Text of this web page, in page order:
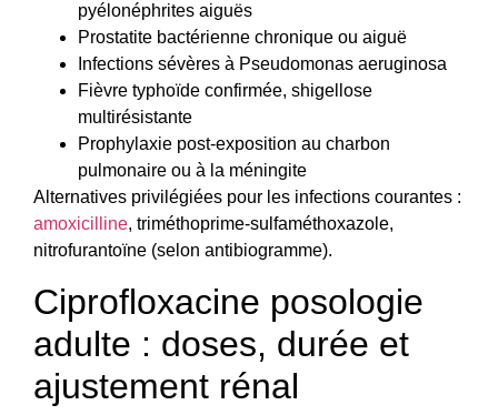
pyélonéphrites aiguës
Prostatite bactérienne chronique ou aiguë
Infections sévères à Pseudomonas aeruginosa
Fièvre typhoïde confirmée, shigellose
multirésistante
Prophylaxie post-exposition au charbon
pulmonaire ou à la méningite
Alternatives privilégiées pour les infections courantes :
amoxicilline, triméthoprime-sulfaméthoxazole,
nitrofurantoïne (selon antibiogramme).
Ciprofloxacine posologie
adulte : doses, durée et
ajustement rénal